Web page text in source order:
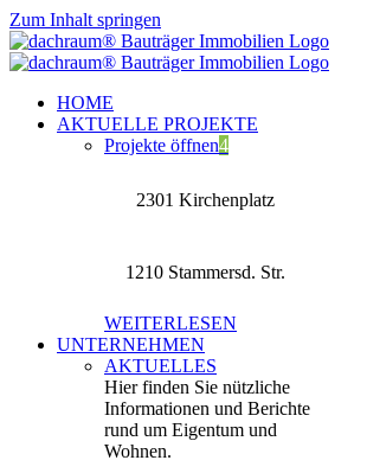
Zum Inhalt springen
HOME
AKTUELLE PROJEKTE
Projekte öffnen4
2301 Kirchenplatz
1210 Stammersd. Str.
WEITERLESEN
UNTERNEHMEN
AKTUELLES
Hier finden Sie nützliche
Informationen und Berichte
rund um Eigentum und
Wohnen.